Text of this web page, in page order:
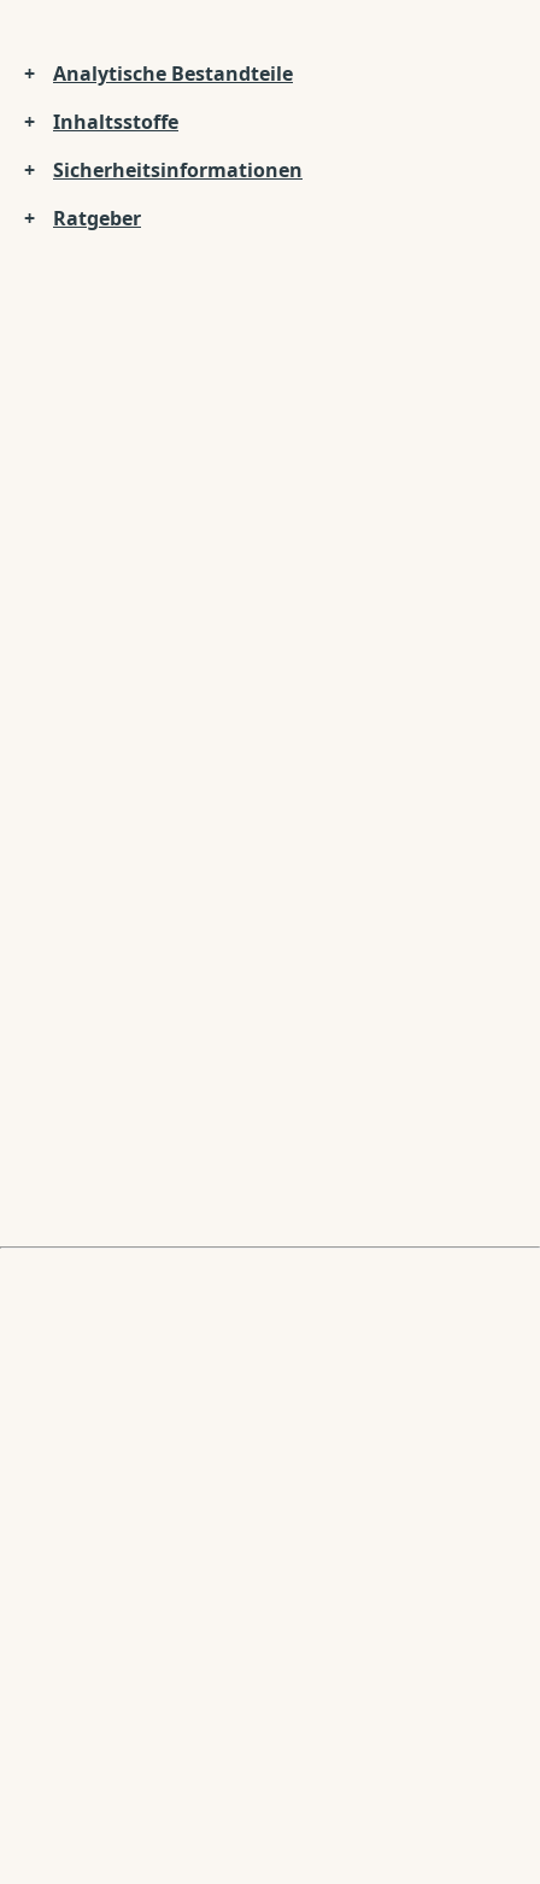
Analytische Bestandteile
Inhaltsstoffe
Sicherheitsinformationen
Ratgeber